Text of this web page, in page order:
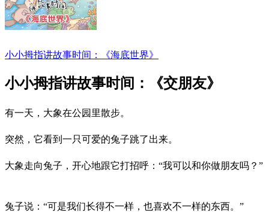
小小拇指讲故事时间：《海底世界》
小小拇指讲故事时间：《交朋友》
有一天，大象在公园里散步。
突然，它看到一只可爱的兔子跳了出来。
大象走向兔子，开心地跟它打招呼：“我可以和你做朋友吗？”
兔子说：“可是我们长得不一样，也喜欢不一样的东西。”